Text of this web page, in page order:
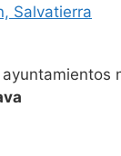
Salvatierra